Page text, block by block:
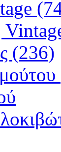
(236)